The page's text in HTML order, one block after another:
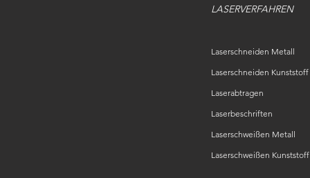
LASERVERFAHREN
Laserschneiden Metall
Laserschneiden Kunststoff
Laserabtragen
Laserbeschriften
Laserschweißen Metall
Laserschweißen Kunststoff